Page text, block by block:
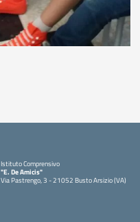
Istituto Comprensivo
"E. De Amicis"
Via Pastrengo, 3 - 21052 Busto Arsizio (VA)